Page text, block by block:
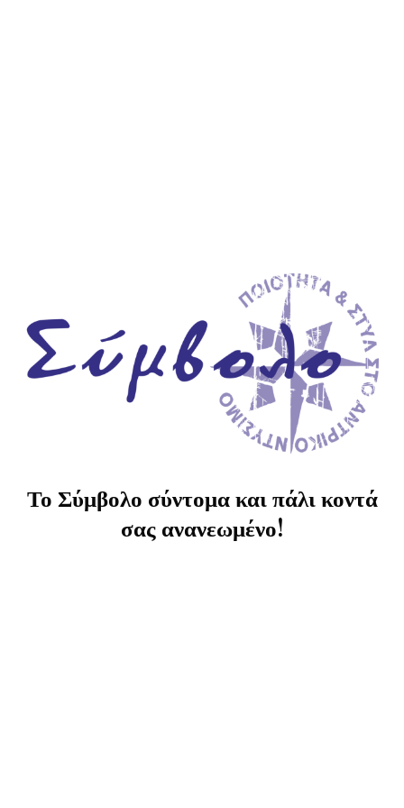
Το Σύμβολο σύντομα και πάλι κοντά
σας ανανεωμένο!